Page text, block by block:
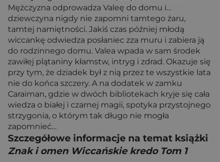
Mężczyzna odprowadza Valeę do domu i…
dziewczyna nigdy nie zapomni tamtego żaru,
tamtej namiętności. Jakiś czas później młodą
wiccankę odwiedza posłaniec zza muru i zabiera ją
do rodzinnego domu. Valea wpada w sam środek
zawiłej plątaniny kłamstw, intryg i zdrad. Okazuje się
przy tym, że dziadek był z nią przez te wszystkie lata
nie do końca szczery. A na dodatek w zamku
Caraiman, gdzie w dwóch bibliotekach kryje się cała
wiedza o białej i czarnej magii, spotyka przystojnego
strzygonia, o którym tak długo nie mogła
zapomnieć…
Szczegółowe informacje na temat książki
Znak i omen Wiccańskie kredo Tom 1